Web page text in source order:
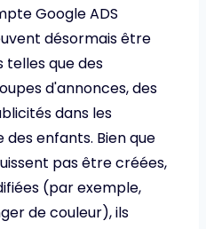
Google ADS
désormais être
telles que des
d'annonces, des
dans les
enfants. Bien que
pas être créées,
(par exemple,
de couleur), ils